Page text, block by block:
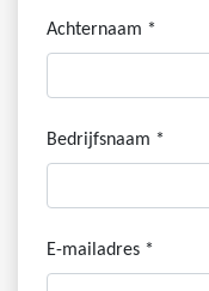
Achternaam *
Bedrijfsnaam *
E-mailadres *